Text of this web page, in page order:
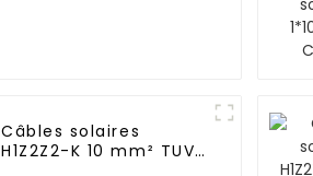
Câbles solaires
H1Z2Z2-K 10 mm² TUV